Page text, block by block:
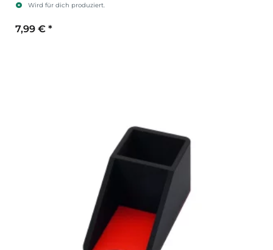
Wird für dich produziert.
7,99 € *